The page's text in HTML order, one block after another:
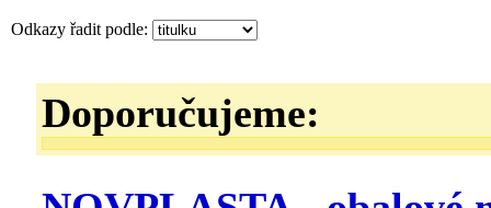
Odkazy řadit podle:
Doporučujeme: